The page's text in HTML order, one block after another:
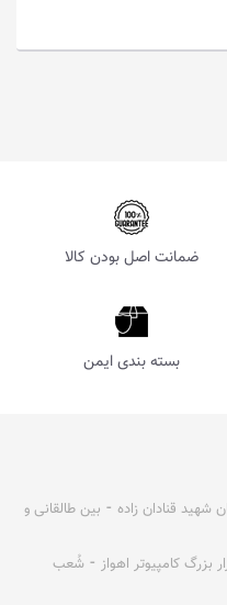
ضمانت اصل بودن کالا
بسته بندی ایمن
شهید قنادان زاده ⁃ بین طالقانی و
بزرگ کامپیوتر اهواز ⁃ شُعب